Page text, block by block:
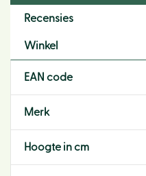
Recensies
Winkel
EAN code
Merk
Hoogte in cm